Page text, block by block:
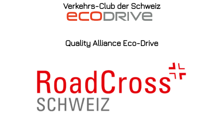
Verkehrs-Club der Schweiz
Quality Alliance Eco-Drive